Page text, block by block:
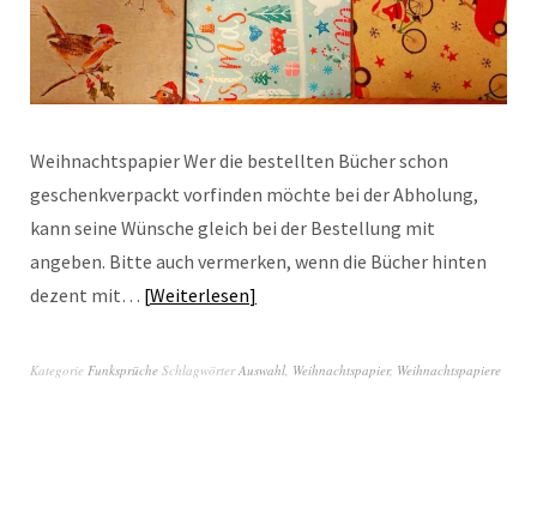
Weihnachtspapier Wer die bestellten Bücher schon
geschenkverpackt vorfinden möchte bei der Abholung,
kann seine Wünsche gleich bei der Bestellung mit
angeben. Bitte auch vermerken, wenn die Bücher hinten
dezent mit… Weiterlesen
Kategorie Funksprüche SchlagwörterAuswahl, Weihnachtspapier, Weihnachtspapiere